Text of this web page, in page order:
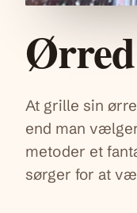
At grille sin
end man
metoder et
sørger for at